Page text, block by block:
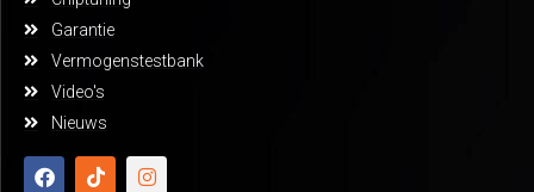
Garantie
Vermogenstestbank
Video's
Nieuws